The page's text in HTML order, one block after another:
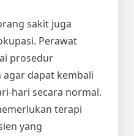
sakit juga
Perawat
prosedur
dapat kembali
hari secara normal.
terapi
yang